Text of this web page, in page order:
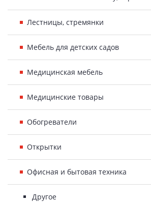
Лестницы, стремянки
Мебель для детских садов
Медицинская мебель
Медицинские товары
Обогреватели
Открытки
Офисная и бытовая техника
Другое